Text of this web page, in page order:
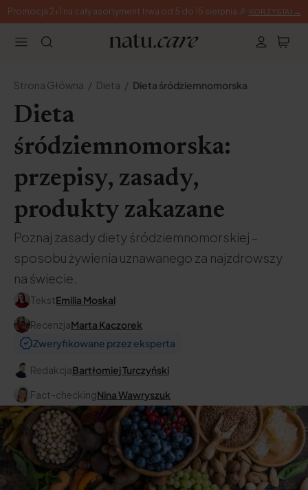
Promocja 2+1 na cały asortyment trwa od 5 do 15 sierpnia 🎉 KORZYSTAJ →
Strona Główna Dieta Dieta śródziemnomorska
Dieta
śródziemnomorska:
przepisy, zasady,
produkty zakazane
Poznaj zasady diety śródziemnomorskiej –
sposobu żywienia uznawanego za najzdrowszy
na świecie.
TekstEmilia Moskal
RecenzjaMarta Kaczorek
Zweryfikowane przez eksperta
RedakcjaBartłomiej Turczyński
Fact-checkingNina Wawryszuk